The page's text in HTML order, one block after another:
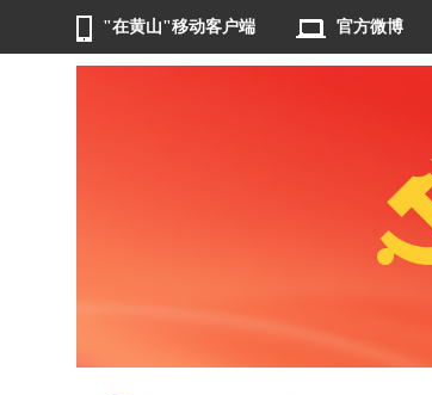
"在黄山"移动客户端 官方微博